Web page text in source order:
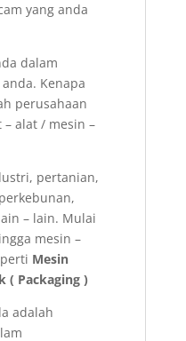
yang anda
dalam
Kenapa
perusahaan
alat / mesin –
pertanian,
– lain. Mulai
mesin –
Mesin
( Packaging )
adalah